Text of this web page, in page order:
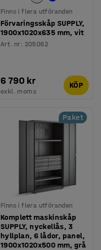
Finns i flera utföranden
Förvaringsskåp SUPPLY,
1900x1020x635 mm, vit
Art. nr: 205062
6 790 kr
exkl. moms
KÖP
Paket
Finns i flera utföranden
Komplett maskinskåp
SUPPLY, nyckellås, 3
hyllplan, 6 lådor, panel,
1900x1020x500 mm, grå